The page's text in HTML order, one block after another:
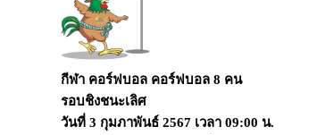
กีฬา คอร์ฟบอล คอร์ฟบอล 8 คน
รอบชิงชนะเลิศ
วันที่ 3 กุมภาพันธ์ 2567 เวลา 09:00 น.